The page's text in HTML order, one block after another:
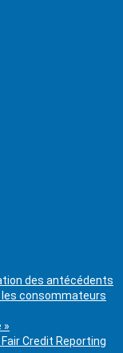
des antécédents
consommateurs
»
Credit Reporting